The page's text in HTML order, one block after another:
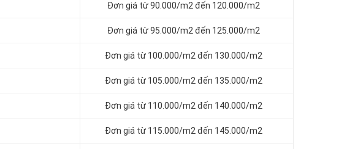
Đơn giá từ 90.000/m2 đến 120.000/m2
Đơn giá từ 95.000/m2 đến 125.000/m2
Đơn giá từ 100.000/m2 đến 130.000/m2
Đơn giá từ 105.000/m2 đến 135.000/m2
Đơn giá từ 110.000/m2 đến 140.000/m2
Đơn giá từ 115.000/m2 đến 145.000/m2